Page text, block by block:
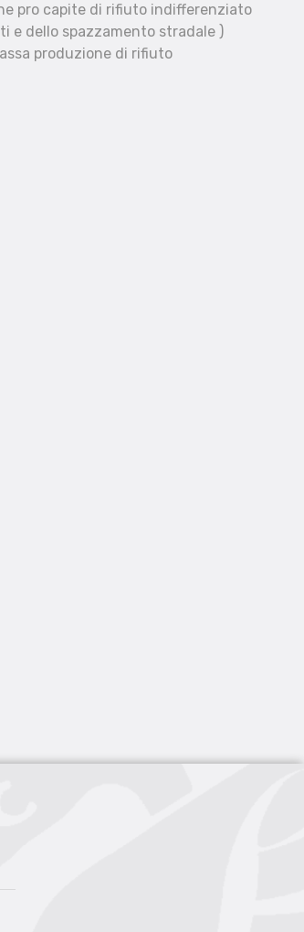
pro capite di rifiuto indifferenziato
e dello spazzamento stradale )
produzione di rifiuto